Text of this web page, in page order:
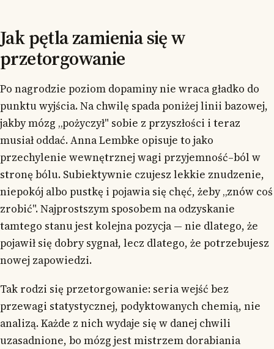
Jak pętla zamienia się w
przetorgowanie
Po nagrodzie poziom dopaminy nie wraca gładko do
punktu wyjścia. Na chwilę spada poniżej linii bazowej,
jakby mózg „pożyczył" sobie z przyszłości i teraz
musiał oddać. Anna Lembke opisuje to jako
przechylenie wewnętrznej wagi przyjemność–ból w
stronę bólu. Subiektywnie czujesz lekkie znudzenie,
niepokój albo pustkę i pojawia się chęć, żeby „znów coś
zrobić". Najprostszym sposobem na odzyskanie
tamtego stanu jest kolejna pozycja — nie dlatego, że
pojawił się dobry sygnał, lecz dlatego, że potrzebujesz
nowej zapowiedzi.
Tak rodzi się przetorgowanie: seria wejść bez
przewagi statystycznej, podyktowanych chemią, nie
analizą. Każde z nich wydaje się w danej chwili
uzasadnione, bo mózg jest mistrzem dorabiania